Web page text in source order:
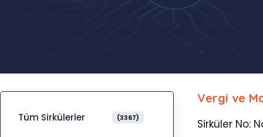
Vergi ve
Sirküler No:
Tüm Sirkülerler (3367)